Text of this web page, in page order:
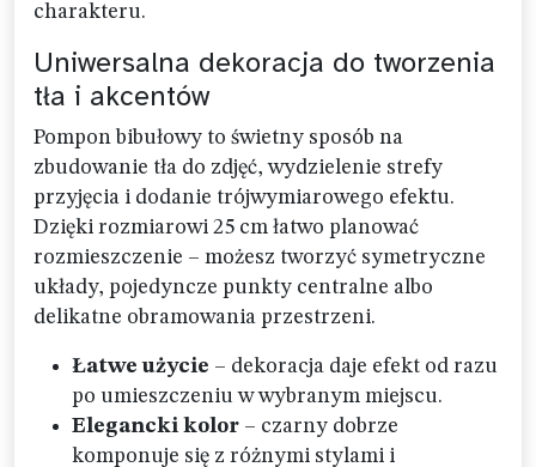
charakteru.
Uniwersalna dekoracja do tworzenia
tła i akcentów
Pompon bibułowy to świetny sposób na
zbudowanie tła do zdjęć, wydzielenie strefy
przyjęcia i dodanie trójwymiarowego efektu.
Dzięki rozmiarowi 25 cm łatwo planować
rozmieszczenie – możesz tworzyć symetryczne
układy, pojedyncze punkty centralne albo
delikatne obramowania przestrzeni.
Łatwe użycie – dekoracja daje efekt od razu
po umieszczeniu w wybranym miejscu.
Elegancki kolor – czarny dobrze
komponuje się z różnymi stylami i